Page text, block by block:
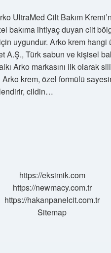
UltraMed Cilt Bakım
bakıma ihtiyaç duyan cilt
uygundur. Arko krem hangi
A.Ş., Türk sabun ve kişisel
Arko markasını ilk olarak
Arko krem, özel formülü
cildin…
https://eksimik.com
https://newmacy.com.tr
https://hakanpanelcit.com.tr
Sitemap